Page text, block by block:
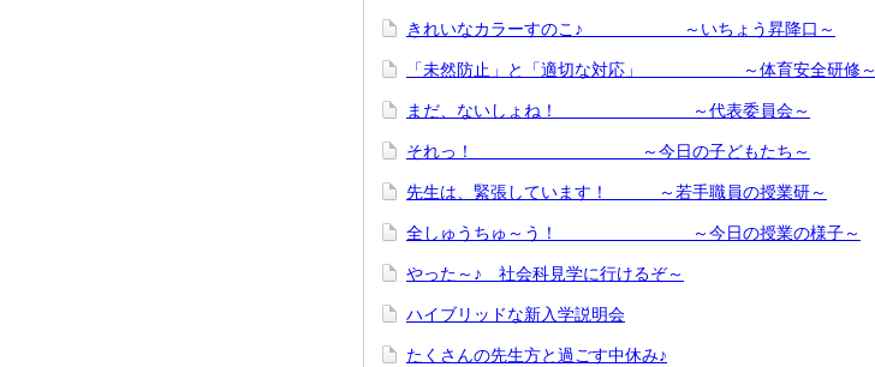
きれいなカラーすのこ♪ ～いちょう昇降口～
「未然防止」と「適切な対応」 ～体育安全研修～
まだ、ないしょね！ ～代表委員会～
それっ！ ～今日の子どもたち～
先生は、緊張しています！ ～若手職員の授業研～
全しゅうちゅ～う！ ～今日の授業の様子～
やった～♪ 社会科見学に行けるぞ～
ハイブリッドな新入学説明会
たくさんの先生方と過ごす中休み♪